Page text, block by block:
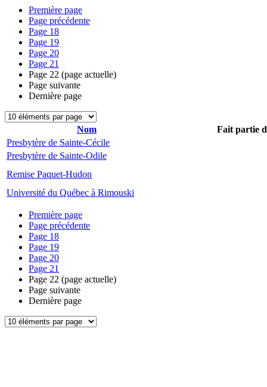
Première page
Page précédente
Page 18
Page 19
Page 20
Page 21
Page 22 (page actuelle)
Page suivante
Dernière page
Nom
Fait partie
Presbytère de Sainte-Cécile
Presbytère de Sainte-Odile
Remise Paquet-Hudon
Université du Québec à Rimouski
Première page
Page précédente
Page 18
Page 19
Page 20
Page 21
Page 22 (page actuelle)
Page suivante
Dernière page